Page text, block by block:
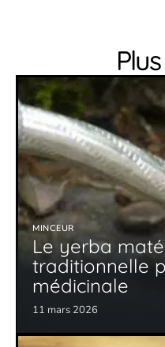
MINCEUR
Le yerba
traditionnelle
médicinale
11 mars 2026